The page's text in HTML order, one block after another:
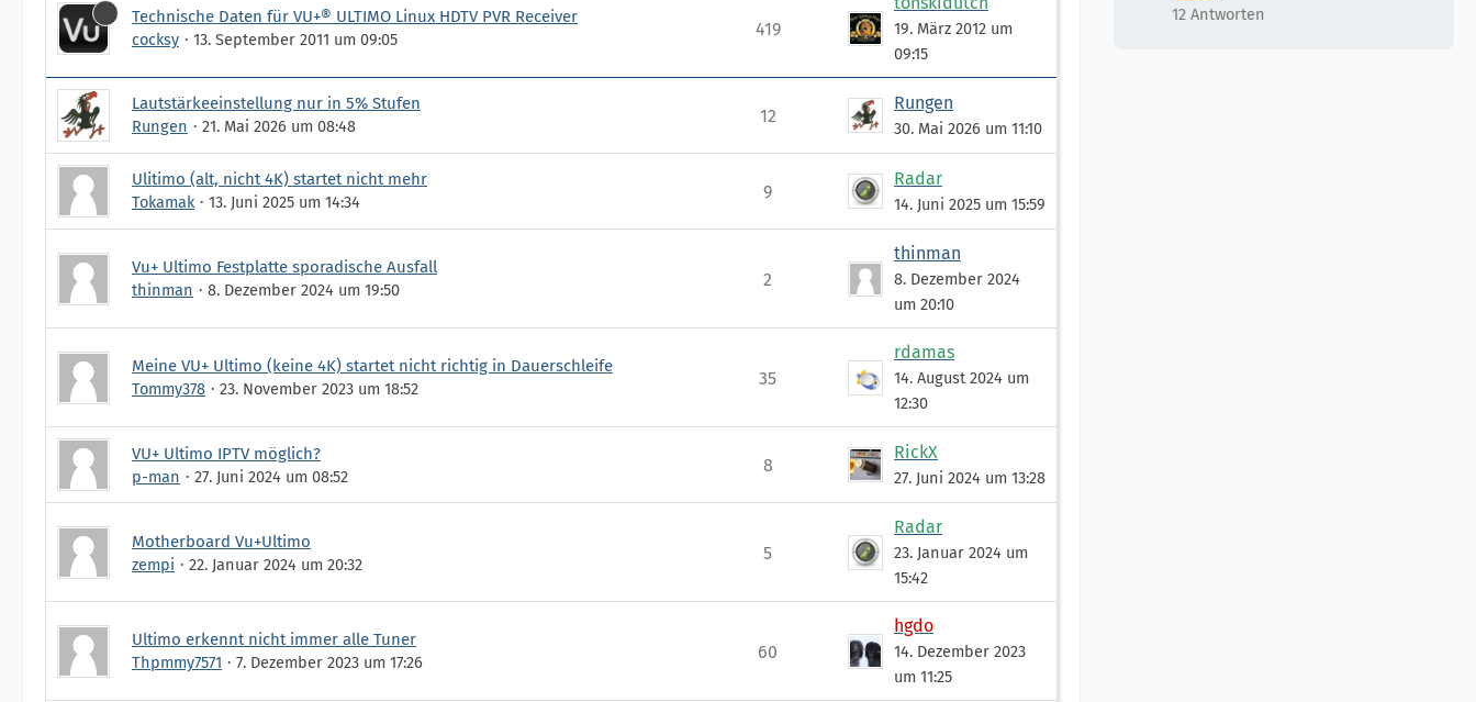
Technische Daten für VU+® ULTIMO Linux HDTV PVR Receiver
cocksy
13. September 2011 um 09:05
419
19. März 2012 um
09:15
Lautstärkeeinstellung nur in 5% Stufen
Rungen
21. Mai 2026 um 08:48
12
Rungen
30. Mai 2026 um 11:10
Ulitimo (alt, nicht 4K) startet nicht mehr
Tokamak
13. Juni 2025 um 14:34
9
Radar
14. Juni 2025 um 15:59
Vu+ Ultimo Festplatte sporadische Ausfall
thinman
8. Dezember 2024 um 19:50
2
thinman
8. Dezember 2024
um 20:10
Meine VU+ Ultimo (keine 4K) startet nicht richtig in Dauerschleife
Tommy378
23. November 2023 um 18:52
35
rdamas
14. August 2024 um
12:30
VU+ Ultimo IPTV möglich?
p-man
27. Juni 2024 um 08:52
8
RickX
27. Juni 2024 um 13:28
Motherboard Vu+Ultimo
zempi
22. Januar 2024 um 20:32
5
Radar
23. Januar 2024 um
15:42
Ultimo erkennt nicht immer alle Tuner
Thpmmy7571
7. Dezember 2023 um 17:26
60
hgdo
14. Dezember 2023
um 11:25
12 Antworten